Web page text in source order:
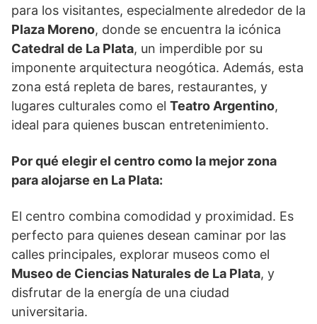
para los visitantes, especialmente alrededor de la
Plaza Moreno, donde se encuentra la icónica
Catedral de La Plata, un imperdible por su
imponente arquitectura neogótica. Además, esta
zona está repleta de bares, restaurantes, y
lugares culturales como el Teatro Argentino,
ideal para quienes buscan entretenimiento.
Por qué elegir el centro como la mejor zona
para alojarse en La Plata:
El centro combina comodidad y proximidad. Es
perfecto para quienes desean caminar por las
calles principales, explorar museos como el
Museo de Ciencias Naturales de La Plata, y
disfrutar de la energía de una ciudad
universitaria.